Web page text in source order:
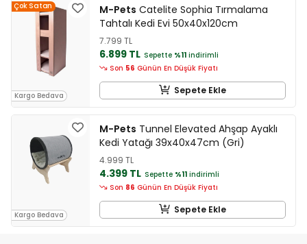
Çok Satan
Kargo Bedava
M-Pets Catelite Sophia Tırmalama
Tahtalı Kedi Evi 50x40x120cm
7.799 TL
6.899 TL Sepette %11 indirimli
Son 56 Günün En Düşük Fiyatı
Sepete Ekle
Kargo Bedava
M-Pets Tunnel Elevated Ahşap Ayaklı
Kedi Yatağı 39x40x47cm (Gri)
4.999 TL
4.399 TL Sepette %11 indirimli
Son 86 Günün En Düşük Fiyatı
Sepete Ekle